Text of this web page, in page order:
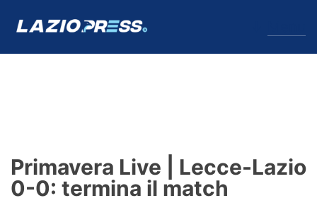
Formello
Primavera Live | Lecce-Lazio
0-0: termina il match